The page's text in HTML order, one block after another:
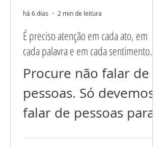
É preciso atenção em cada ato, em
cada palavra e em cada sentimento.
Procure não falar de
pessoas. Só devemos
falar de pessoas para
há 6 dias 2 min de leitura